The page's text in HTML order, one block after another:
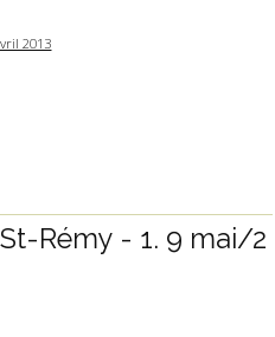
2013
Rémy - 1. 9 mai/2